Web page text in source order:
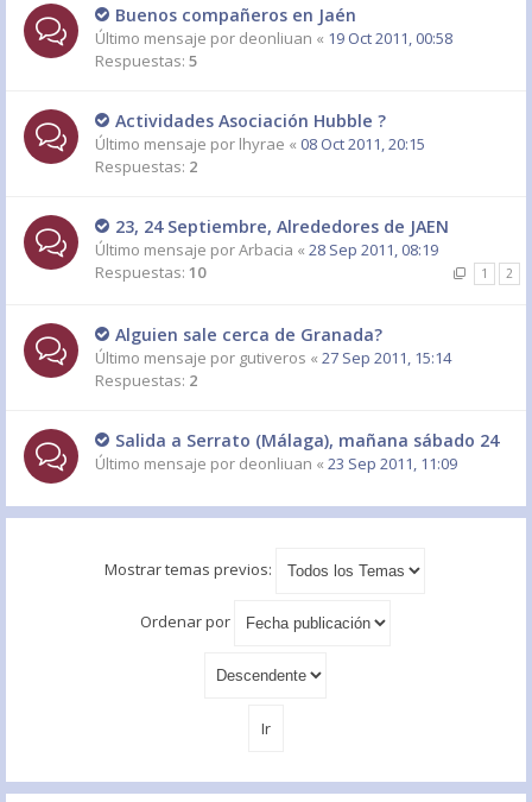
Buenos compañeros en Jaén
Último mensaje por deonliuan « 19 Oct 2011, 00:58
Respuestas: 5
Actividades Asociación Hubble ?
Último mensaje por lhyrae « 08 Oct 2011, 20:15
Respuestas: 2
23, 24 Septiembre, Alrededores de JAEN
Último mensaje porArbacia « 28 Sep 2011, 08:19
Respuestas: 10 1 2
Alguien sale cerca de Granada?
Último mensaje por gutiveros « 27 Sep 2011, 15:14
Respuestas: 2
Salida a Serrato (Málaga), mañana sábado 24
Último mensaje por deonliuan « 23 Sep 2011, 11:09
Mostrar temas previos:
Ordenar por